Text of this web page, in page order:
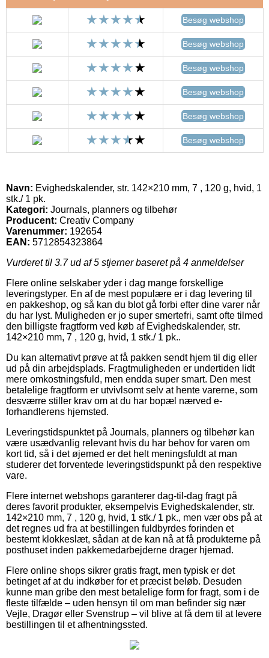
Besøg webshop
Besøg webshop
Besøg webshop
Besøg webshop
Besøg webshop
Besøg webshop
Navn: Evighedskalender, str. 142×210 mm, 7 , 120 g, hvid, 1
stk./ 1 pk.
Kategori: Journals, planners og tilbehør
Producent: Creativ Company
Varenummer: 192654
EAN: 5712854323864
Vurderet til 3.7ud af 5 stjerner baseret på 4 anmeldelser
Flere online selskaber yder i dag mange forskellige
leveringstyper. En af de mest populære er i dag levering til
en pakkeshop, og så kan du blot gå forbi efter dine varer når
du har lyst. Muligheden er jo super smertefri, samt ofte tilmed
den billigste fragtform ved køb af Evighedskalender, str.
142×210 mm, 7 , 120 g, hvid, 1 stk./ 1 pk..
Du kan alternativt prøve at få pakken sendt hjem til dig eller
ud på din arbejdsplads. Fragtmuligheden er undertiden lidt
mere omkostningsfuld, men endda super smart. Den mest
betalelige fragtform er utvivlsomt selv at hente varerne, som
desværre stiller krav om at du har bopæl nærved e-
forhandlerens hjemsted.
Leveringstidspunktet på Journals, planners og tilbehør kan
være usædvanlig relevant hvis du har behov for varen om
kort tid, så i det øjemed er det helt meningsfuldt at man
studerer det forventede leveringstidspunkt på den respektive
vare.
Flere internet webshops garanterer dag-til-dag fragt på
deres favorit produkter, eksempelvis Evighedskalender, str.
142×210 mm, 7 , 120 g, hvid, 1 stk./ 1 pk., men vær obs på at
det regnes ud fra at bestillingen fuldbyrdes forinden et
bestemt klokkeslæt, sådan at de kan nå at få produkterne på
posthuset inden pakkemedarbejderne drager hjemad.
Flere online shops sikrer gratis fragt, men typisk er det
betinget af at du indkøber for et præcist beløb. Desuden
kunne man gribe den mest betalelige form for fragt, som i de
fleste tilfælde – uden hensyn til om man befinder sig nær
Vejle, Dragør eller Svenstrup – vil blive at få dem til at levere
bestillingen til et afhentningssted.